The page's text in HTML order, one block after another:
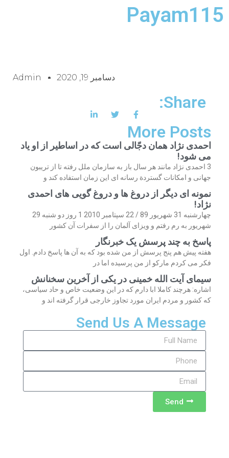
Payam115
دسامبر 19, 2020 Admin
Share:
More Posts
احمدی نژاد همان دجّالی است که در اساطیر از او یاد
می شود!
3 احمدی نژاد مانند هر سال باز به سازمان ملل رفته تا از تریبون
جهانی و امکانات گستردة رسانه ای این زمان استفاده کند و
نمونه ای دیگر از دروغ ها و دروغ گویی های احمدی
نژاد!
چهارشنبه 31 شهریور 89 / 22 سپتامبر 2010 1 روز دو شنبه 29
شهریور به رم رفتم و ویزای آلمان را از سفرات آن کشور
پاسخ به چند پرسش یک خبرنگار
هفته پیش هم پنج پرسش از من شده بود که به آن ها پاسخ دادم. اول
فکر می کردم مارکو از من پرسیده اما در
سیمای آیت الله خمینی در یکی از آخرین سخنانش
اشاره: هرچند کاملا ابا دارم که در این وضعیت خاص و حاد سیاسی،
که کشور و مردم ایران مورد تجاوز خارجی قرار گرفته اند و
Send Us A Message
Send